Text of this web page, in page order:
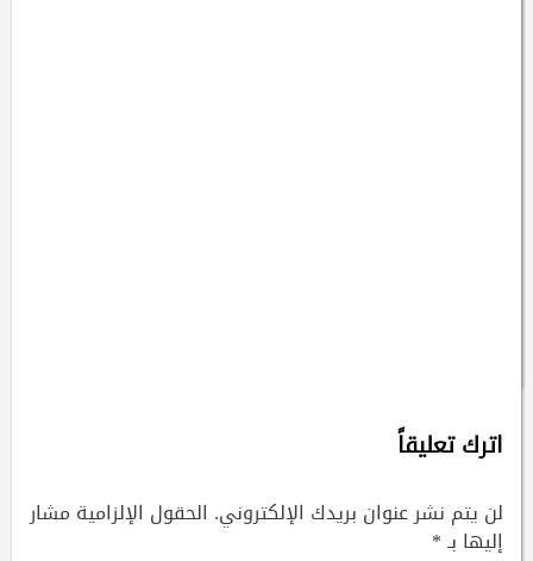
اترك تعليقاً
لن يتم نشر عنوان بريدك الإلكتروني. الحقول الإلزامية مشار
إليها بـ*